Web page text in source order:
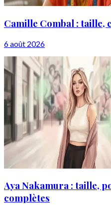
Camille Combal : taille,
6 août 2026
Aya Nakamura : taille,
complètes